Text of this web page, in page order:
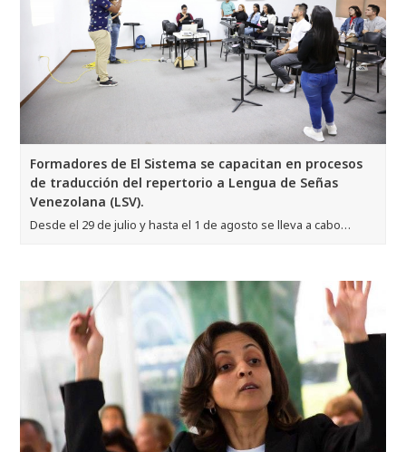
Formadores de El Sistema se capacitan en procesos
de traducción del repertorio a Lengua de Señas
Venezolana (LSV).
Desde el 29 de julio y hasta el 1 de agosto se lleva a cabo…